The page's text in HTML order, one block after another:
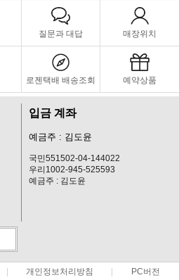
질문과 대답 매장위치
로젠택배 배송조회 예약상품
입금 계좌
예금주 : 김도윤
국민551502-04-144022
우리1002-945-525593
예금주 : 김도윤
개인정보처리방침 PC버전